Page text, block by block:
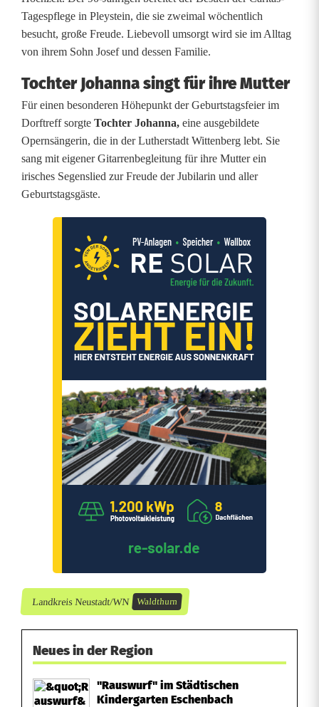
Tagespflege in Pleystein, die sie zweimal wöchentlich
besucht, große Freude. Liebevoll umsorgt wird sie im Alltag
von ihrem Sohn Josef und dessen Familie.
Tochter Johanna singt für ihre Mutter
Für einen besonderen Höhepunkt der Geburtstagsfeier im
Dorftreff sorgte Tochter Johanna, eine ausgebildete
Opernsängerin, die in der Lutherstadt Wittenberg lebt. Sie
sang mit eigener Gitarrenbegleitung für ihre Mutter ein
irisches Segenslied zur Freude der Jubilarin und aller
Geburtstagsgäste.
Landkreis Neustadt/WN Waldthurn
Neues in der Region
"Rauswurf" im Städtischen
Kindergarten Eschenbach